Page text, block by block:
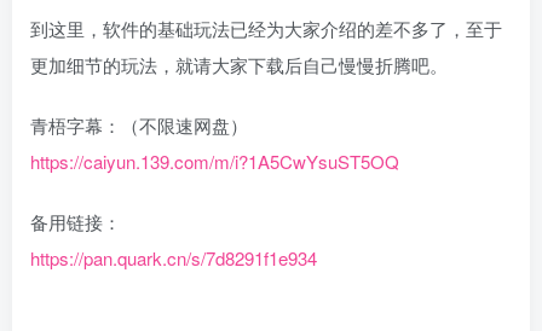
到这里，软件的基础玩法已经为大家介绍的差不多了，至于
更加细节的玩法，就请大家下载后自己慢慢折腾吧。
青梧字幕：（不限速网盘）
https://caiyun.139.com/m/i?1A5CwYsuST5OQ
备用链接：
https://pan.quark.cn/s/7d8291f1e934